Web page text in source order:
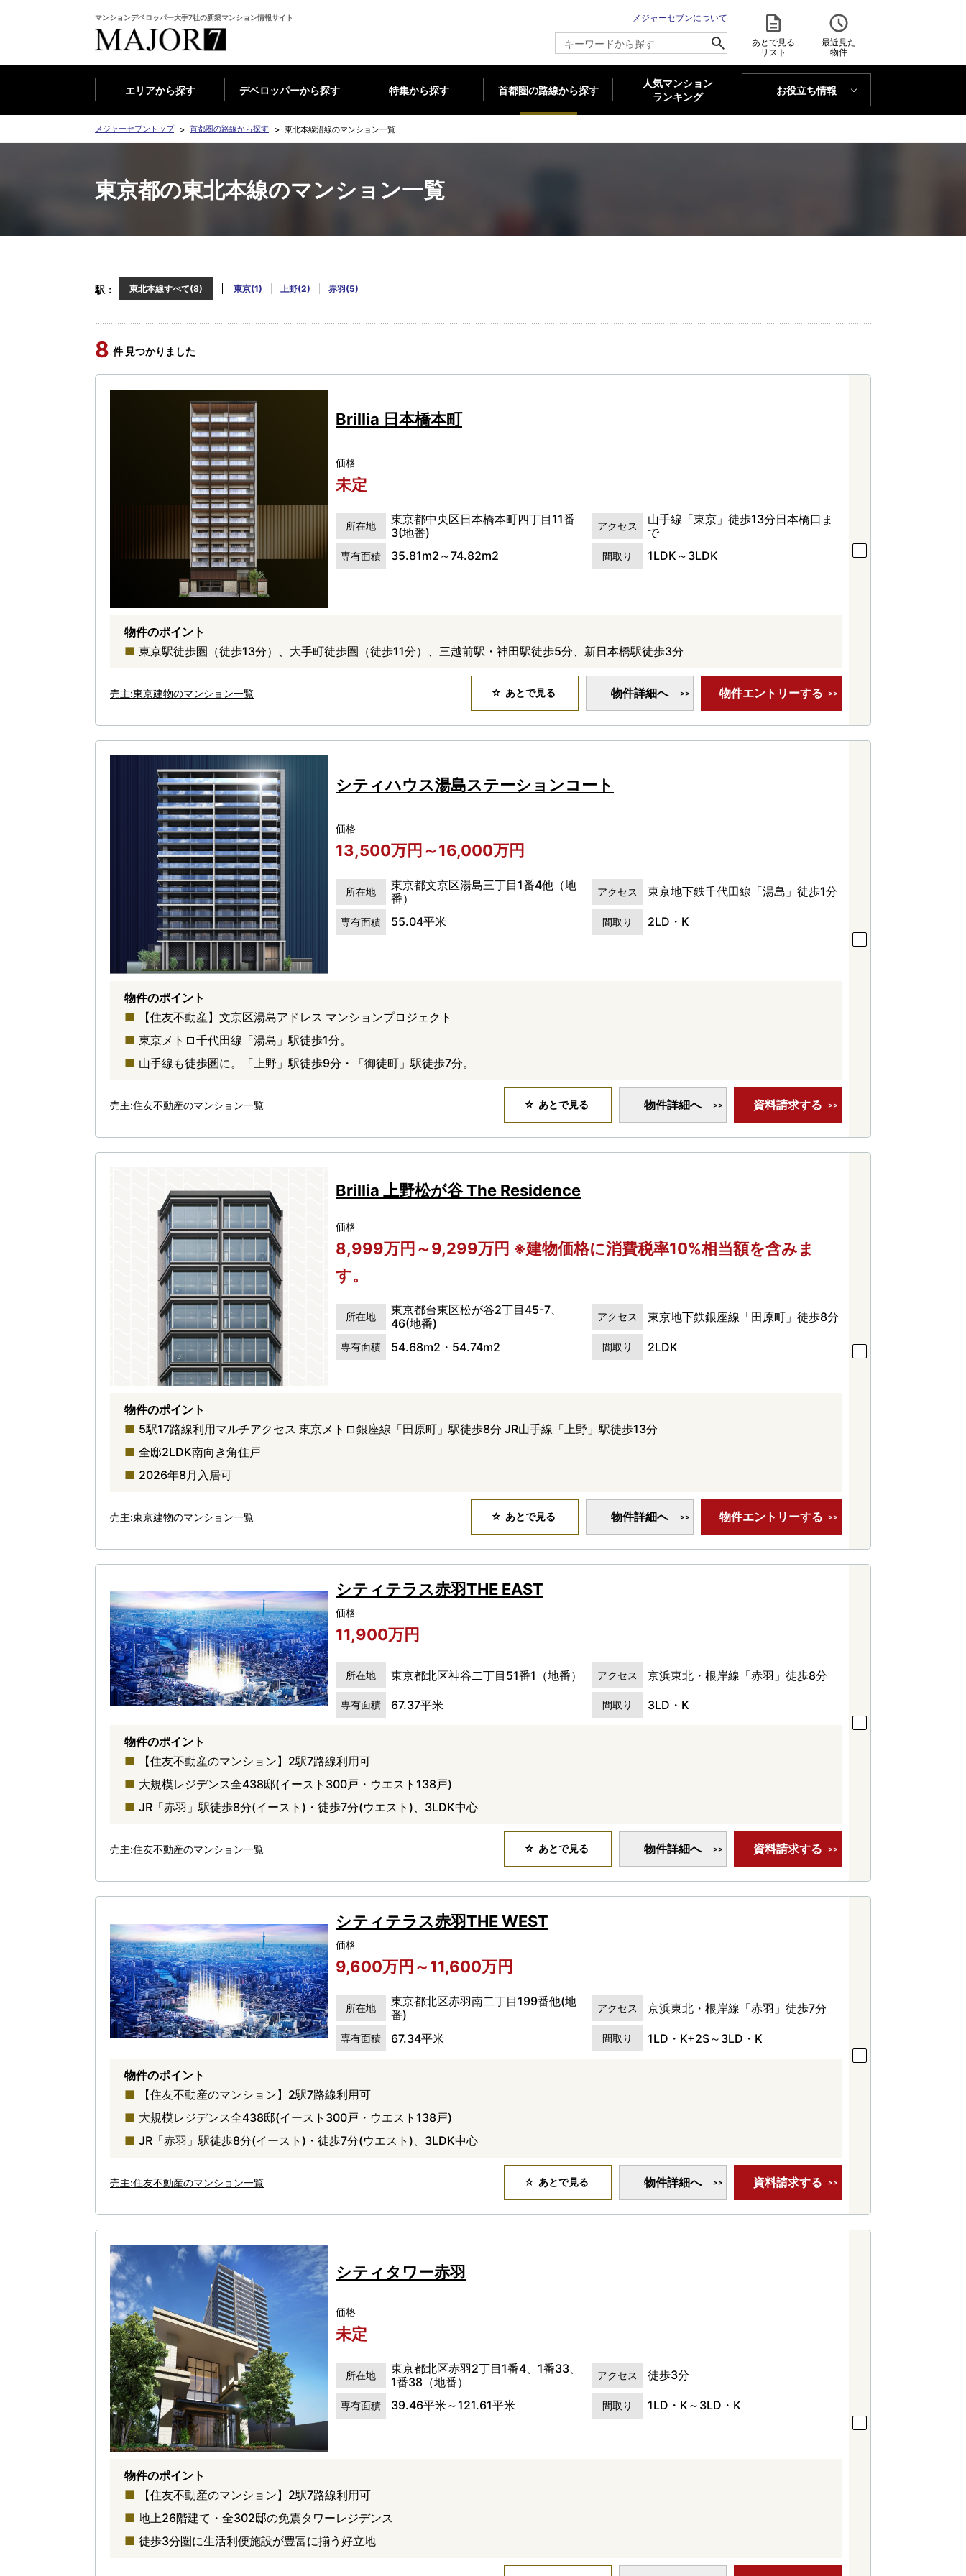
マンションデベロッパー大手7社の新築マンション情報サイト
メジャーセブンについて
あとで見る
リスト
最近見た
物件
エリアから探す デベロッパーから探す 特集から探す 首都圏の路線から探す
人気マンション
ランキング
お役立ち情報
MAJOR'S BLOG
メジャーセブントップ 首都圏の路線から探す 東北本線沿線のマンション一覧
東京都の東北本線のマンション一覧
駅 東北本線すべて(8) 東京(1) 上野(2) 赤羽(5)
8 件 見つかりました
Brillia 日本橋本町
価格
未定
所在地
東京都中央区日本橋本町四丁目11番
3(地番)
アクセス
山手線「東京」徒歩13分日本橋口ま
で
専有面積 35.81m2～74.82m2 間取り 1LDK～3LDK
物件のポイント
東京駅徒歩圏（徒歩13分）、大手町徒歩圏（徒歩11分）、三越前駅・神田駅徒歩5分、新日本橋駅徒歩3分
売主:東京建物のマンション一覧 あとで見る 物件詳細へ 物件エントリーする
シティハウス湯島ステーションコート
価格
13,500万円～16,000万円
所在地
東京都文京区湯島三丁目1番4他（地
番）
アクセス 東京地下鉄千代田線「湯島」徒歩1分
専有面積 55.04平米 間取り 2LD・K
物件のポイント
【住友不動産】文京区湯島アドレス マンションプロジェクト
東京メトロ千代田線「湯島」駅徒歩1分。
山手線も徒歩圏に。「上野」駅徒歩9分・「御徒町」駅徒歩7分。
売主:住友不動産のマンション一覧 あとで見る 物件詳細へ 資料請求する
Brillia 上野松が谷 The Residence
価格
8,999万円～9,299万円 ※建物価格に消費税率10%相当額を含みま
す。
所在地
東京都台東区松が谷2丁目45-7、
46(地番)
アクセス 東京地下鉄銀座線「田原町」徒歩8分
専有面積 54.68m2・54.74m2 間取り 2LDK
物件のポイント
5駅17路線利用マルチアクセス 東京メトロ銀座線「田原町」駅徒歩8分 JR山手線「上野」駅徒歩13分
全邸2LDK南向き角住戸
2026年8月入居可
売主:東京建物のマンション一覧 あとで見る 物件詳細へ 物件エントリーする
シティテラス赤羽THE EAST
価格
11,900万円
所在地 東京都北区神谷二丁目51番1（地番） アクセス 京浜東北・根岸線「赤羽」徒歩8分
専有面積 67.37平米 間取り 3LD・K
物件のポイント
【住友不動産のマンション】2駅7路線利用可
大規模レジデンス全438邸(イースト300戸・ウエスト138戸)
JR「赤羽」駅徒歩8分(イースト)・徒歩7分(ウエスト)、3LDK中心
売主:住友不動産のマンション一覧 あとで見る 物件詳細へ 資料請求する
シティテラス赤羽THE WEST
価格
9,600万円～11,600万円
所在地
東京都北区赤羽南二丁目199番他(地
番)
アクセス 京浜東北・根岸線「赤羽」徒歩7分
専有面積 67.34平米 間取り 1LD・K+2S～3LD・K
物件のポイント
【住友不動産のマンション】2駅7路線利用可
大規模レジデンス全438邸(イースト300戸・ウエスト138戸)
JR「赤羽」駅徒歩8分(イースト)・徒歩7分(ウエスト)、3LDK中心
売主:住友不動産のマンション一覧 あとで見る 物件詳細へ 資料請求する
シティタワー赤羽
価格
未定
所在地
東京都北区赤羽2丁目1番4、1番33、
1番38（地番）
アクセス 徒歩3分
専有面積 39.46平米～121.61平米 間取り 1LD・K～3LD・K
物件のポイント
【住友不動産のマンション】2駅7路線利用可
地上26階建て・全302邸の免震タワーレジデンス
徒歩3分圏に生活利便施設が豊富に揃う好立地